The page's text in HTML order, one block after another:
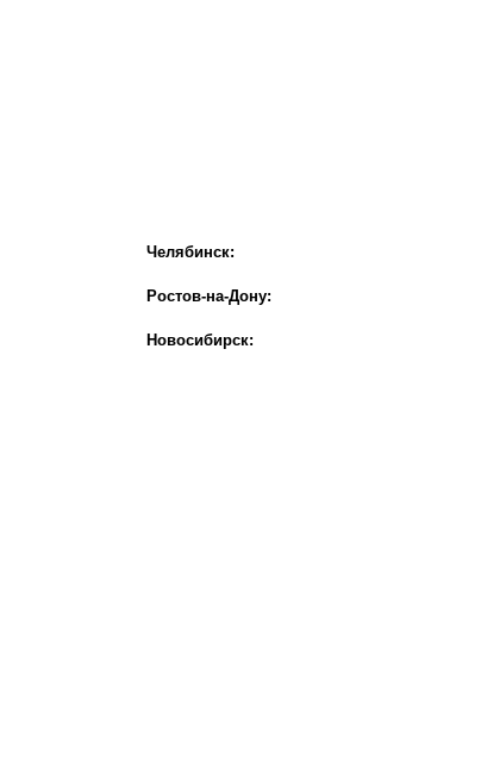
Челябинск:
Ростов-на-Дону:
Новосибирск: